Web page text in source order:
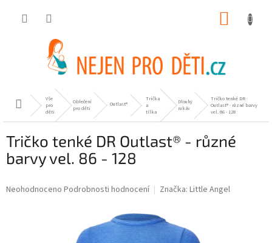
Domů
Vše
pro
děti
Oblečení
pro děti
Outlast®
Trička
a
tílka
Dlouhý
rukáv
Tričko tenké DR
Outlast® - různé barvy
vel. 86 - 128
Tričko tenké DR Outlast® - různé
barvy vel. 86 - 128
Průměrné
Neohodnoceno Podrobnosti hodnocení Značka: Little Angel